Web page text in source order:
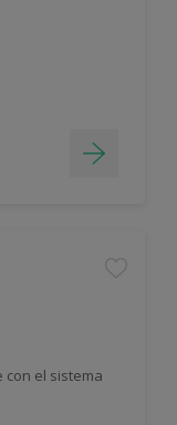
con el sistema